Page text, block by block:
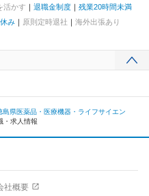
活かす 退職金制度
残業20時間未満
み 原則定時退社
海外出張あり
島県医薬品・医療機器・ライフサイエン
・求人情報
社概要